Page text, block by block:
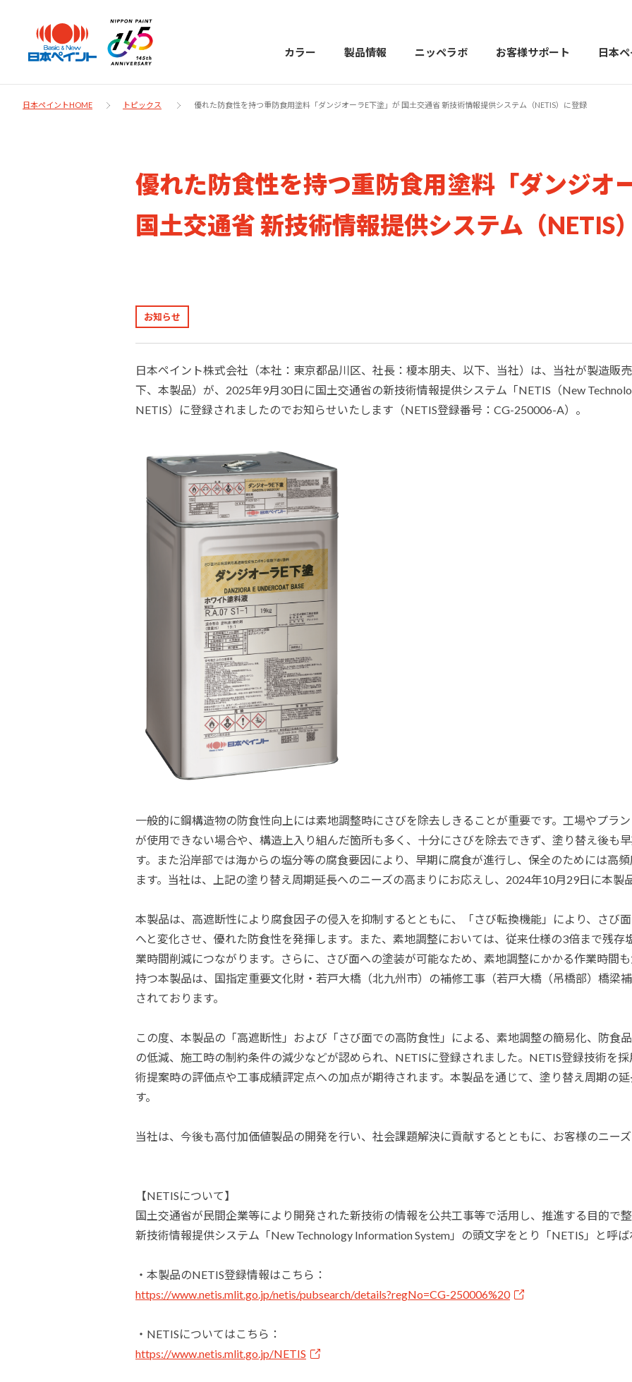
カラー 製品情報
建築・重防食・自動車補修用の各分野で、
幅広い製品ラインナップをご用意していま
製品特集
ニッペラボ
ニッペラボ
PERFECT Color Design 塗料・塗
お客様サポート
お客様サポー
あるご質問」をご参照ください。
販売店様向けサイト よくある
日本
日本ペイント
ついて
物や大型構造物用、自動車の補修塗装向け
塗料の開発・製造および販売を展開。全国
意匠性とコーティング技術をご提供してま
トップメッセージ 会社
ご利用にあたって 個人情報の取扱
日本ペイントHOME トピックス 優れた防食性を持つ重防食用塗料「ダンジオーラE下塗」が 国土交通省 新技術情報提供システム（NETIS）に登録
優れた防食性を持つ重防食用塗料「ダンジオ
国土交通省 新技術情報提供システム（NETIS
お知らせ
日本ペイント株式会社（本社：東京都品川区、社長：榎本朋夫、以下、当社）は、当社が製造販
下、本製品）が、2025年9月30日に国土交通省の新技術情報提供システム「NETIS（New
NETIS）に登録されましたのでお知らせいたします（NETIS登録番号：CG-250006-A）。
一般的に鋼構造物の防食性向上には素地調整時にさびを除去しきることが重要です。工場やプラ
が使用できない場合や、構造上入り組んだ箇所も多く、十分にさびを除去できず、塗り替え後も
す。また沿岸部では海からの塩分等の腐食要因により、早期に腐食が進行し、保全のためには高
ます。当社は、上記の塗り替え周期延長へのニーズの高まりにお応えし、2024年10月29日に本製
本製品は、高遮断性により腐食因子の侵入を抑制するとともに、「さび転換機能」により、さび
へと変化させ、優れた防食性を発揮します。また、素地調整においては、従来仕様の3倍まで残
業時間削減につながります。さらに、さび面への塗装が可能なため、素地調整にかかる作業時間
持つ本製品は、国指定重要文化財・若戸大橋（北九州市）の補修工事（若戸大橋（吊橋部）橋梁
されております。
この度、本製品の「高遮断性」および「さび面での高防食性」による、素地調整の簡易化、防食
の低減、施工時の制約条件の減少などが認められ、NETISに登録されました。NETIS登録技術を
術提案時の評価点や工事成績評定点への加点が期待されます。本製品を通じて、塗り替え周期の
す。
当社は、今後も高付加価値製品の開発を行い、社会課題解決に貢献するとともに、お客様のニー
【NETISについて】
国土交通省が民間企業等により開発された新技術の情報を公共工事等で活用し、推進する目的で
新技術情報提供システム「New Technology Information System」の頭文字をとり「NETIS」と呼
・本製品のNETIS登録情報はこちら：
https://www.netis.mlit.go.jp/netis/pubsearch/details?regNo=CG-250006%20
・NETISについてはこちら：
https://www.netis.mlit.go.jp/NETIS